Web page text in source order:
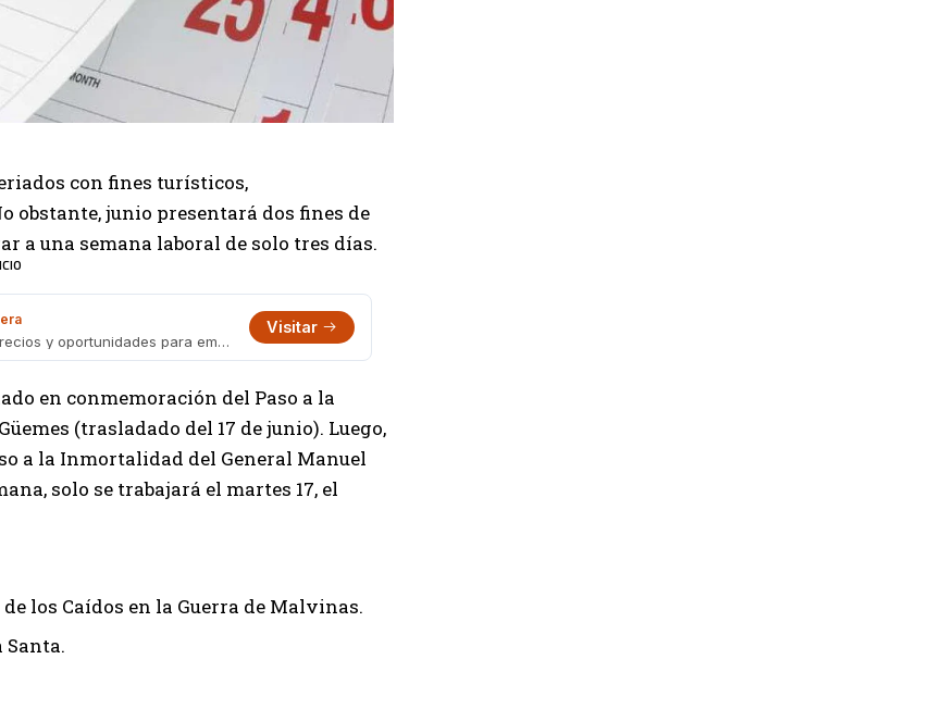
con fines turísticos,
obstante, junio presentará dos fines de
a una semana laboral de solo tres días.
Galería Turdera Outlet: variedad, buenos precios y oportunidades para emprendedores
Visitar
en conmemoración del Paso a la
(trasladado del 17 de junio). Luego,
a la Inmortalidad del General Manuel
solo se trabajará el martes 17, el
los Caídos en la Guerra de Malvinas.
Santa.